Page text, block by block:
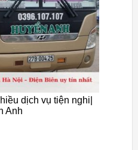
dịch vụ tiện nghi|
Anh